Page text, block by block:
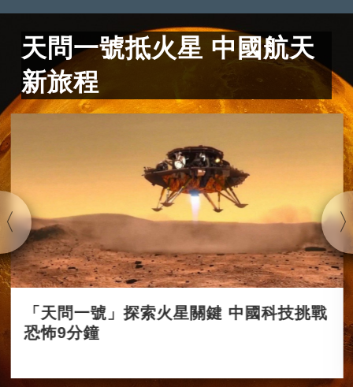
天問一號抵火星 中國航天
新旅程
「天問一號」探索火星關鍵 中國科技挑戰
恐怖9分鐘